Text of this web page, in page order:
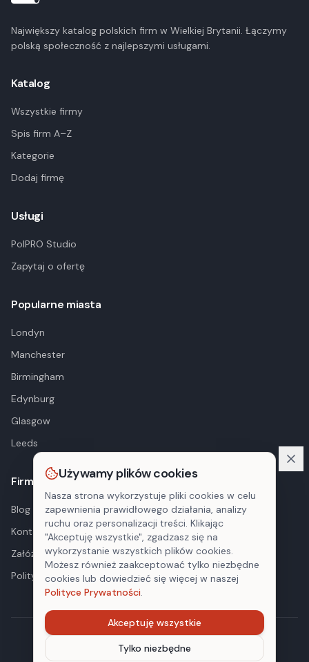
Największy katalog polskich firm w Wielkiej Brytanii. Łączymy
polską społeczność z najlepszymi usługami.
Katalog
Wszystkie firmy
Spis firm A–Z
Kategorie
Dodaj firmę
Usługi
PolPRO Studio
Zapytaj o ofertę
Popularne miasta
Londyn
Manchester
Birmingham
Edynburg
Glasgow
Leeds
Firma
Blog
Kontakt
Załóż konto
Polityka prywatności
PolPRO. Wszystkie prawa zastrzeżone.
Używamy plików cookies
Nasza strona wykorzystuje pliki cookies w celu
zapewnienia prawidłowego działania, analizy
ruchu oraz personalizacji treści. Klikając
"Akceptuję wszystkie", zgadzasz się na
wykorzystanie wszystkich plików cookies.
Możesz również zaakceptować tylko niezbędne
cookies lub dowiedzieć się więcej w naszej
Polityce Prywatności.
Akceptuję wszystkie
Tylko niezbędne